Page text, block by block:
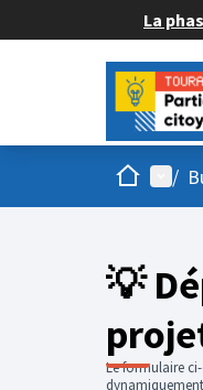
La
AccueilMenu
/
💡
Le formulaire